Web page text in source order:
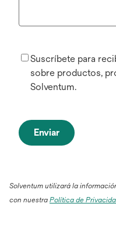
Suscríbete para
sobre productos,
Solventum.
Enviar
Solventum utilizará la
con nuestra Política de